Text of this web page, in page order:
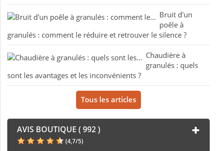
Bruit d'un
poêle à
granulés : comment le réduire et retrouver le silence ?
Chaudière à
granulés : quels
sont les avantages et les inconvénients ?
Tous les articles
AVIS BOUTIQUE ( 992 )
(4,7/5)